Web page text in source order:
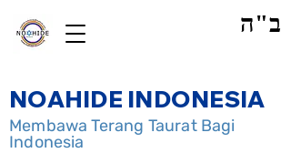
NOAHIDE INDONESIA
Membawa Terang Taurat Bagi
Indonesia
ב"ה